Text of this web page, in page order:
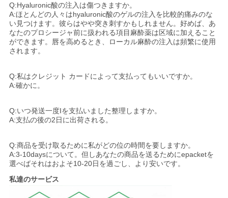
Q:Hyaluronic酸の注入は傷つきますか。
A:ほとんどの人々はhyaluronic酸のゲルの注入を比較的痛みのな
い見つけます。彼らはやや突き刺すかもしれません。好めば、あ
なたのプロシージャ前に扱われる項目麻酔薬は区域に加えること
ができます。唇を高めるとき、ローカル麻酔の注入は頻繁に使用
されます。
Q:私はクレジット カードによって支払ってもいいですか。
A:確かに。
Q:いつ発送一度Iを支払いました整理しますか。
A:支払の後の2日に出荷される。
Q:商品を受け取るために私がどの位の時間を要しますか。
A:3-10daysについて。但しあなたの商品を送るためにepacketを
選べばそれはおよそ10-20日を過ごし、より安いです。
私達のサービス